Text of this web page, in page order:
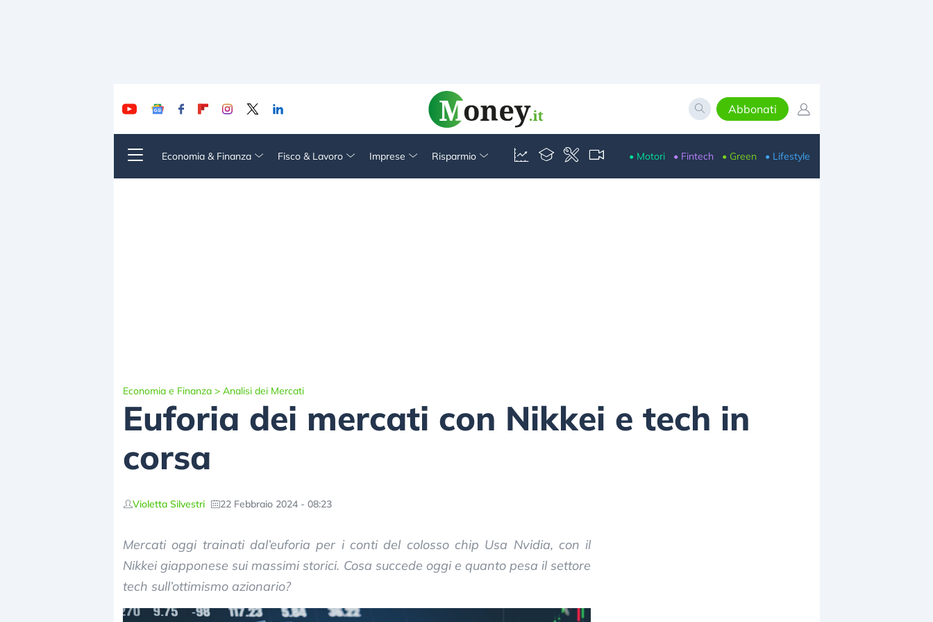
Abbonati
Economia & Finanza Fisco & Lavoro Imprese Risparmio • Motori • Fintech • Green • Lifestyle
Economia e Finanza > Analisi dei Mercati
Euforia dei mercati con Nikkei e tech in
corsa
Violetta Silvestri 22 Febbraio 2024 - 08:23
Mercati oggi trainati dal’euforia per i conti del colosso chip Usa Nvidia, con il
Nikkei giapponese sui massimi storici. Cosa succede oggi e quanto pesa il settore
tech sull’ottimismo azionario?